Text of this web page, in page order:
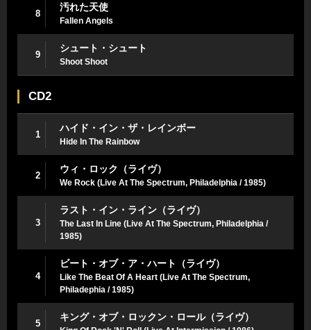
8
汚れた天使
Fallen Angels
9
シュート・シュート
Shoot Shoot
CD2
1
ハイド・イン・ザ・レインボー
Hide In The Rainbow
2
ウィ・ロック（ライヴ）
We Rock (Live At The Spectrum, Philadelphia / 1985)
3
ラスト・イン・ライン（ライヴ）
The Last In Line (Live At The Spectrum, Philadelphia /
1985)
4
ビート・オブ・ア・ハート（ライヴ）
Like The Beat Of A Heart (Live At The Spectrum,
Philadephia / 1985)
5
キング・オブ・ロックン・ロール（ライヴ）